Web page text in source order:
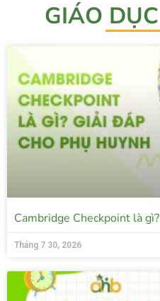
GIÁO
Cambridge Checkpoint là
Tháng 7 30, 2026